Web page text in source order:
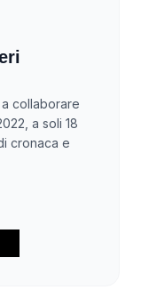
collaborare
a soli 18
cronaca e